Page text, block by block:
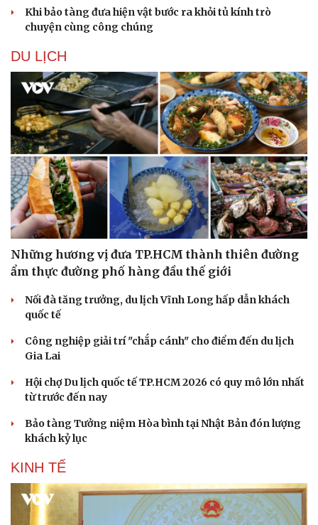
Văn hóa
Sân khấu - Điện ảnh
Văn học
Âm nhạc
Di sản
Giải trí
Nghệ sĩ
Thời trang
Sao Việt
Khi bảo tàng đưa hiện vật bước ra khỏi tủ kính trò
chuyện cùng công chúng
DU LỊCH
Những hương vị đưa TP.HCM thành thiên đường
ẩm thực đường phố hàng đầu thế giới
Nối đà tăng trưởng, du lịch Vĩnh Long hấp dẫn khách
quốc tế
Công nghiệp giải trí "chắp cánh" cho điểm đến du lịch
Gia Lai
Hội chợ Du lịch quốc tế TP.HCM 2026 có quy mô lớn nhất
từ trước đến nay
Bảo tàng Tưởng niệm Hòa bình tại Nhật Bản đón lượng
khách kỷ lục
KINH TẾ